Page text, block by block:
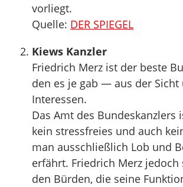
vorliegt.
Quelle: DER SPIEGEL
Kiews Kanzler
Friedrich Merz ist der beste
den es je gab — aus der Sicht
Interessen.
Das Amt des Bundeskanzlers
kein stressfreies und auch
man ausschließlich Lob und
erfährt. Friedrich Merz
den Bürden, die seine